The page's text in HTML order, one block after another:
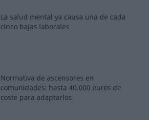
La salud mental ya causa una de cada
cinco bajas laborales
Normativa de ascensores en
comunidades: hasta 40.000 euros de
coste para adaptarlos